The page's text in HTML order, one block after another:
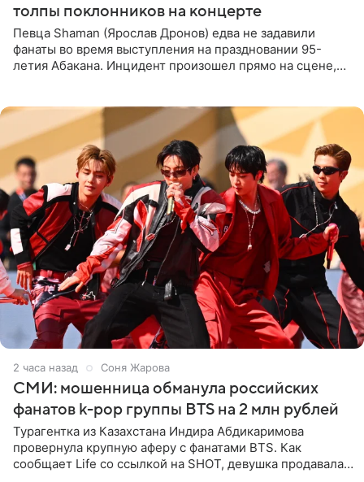
толпы поклонников на концерте
Певца Shaman (Ярослав Дронов) едва не задавили
фанаты во время выступления на праздновании 95-
летия Абакана. Инцидент произошел прямо на сцене,
2 часа назад Соня Жарова
СМИ: мошенница обманула российских
фанатов k-pop группы BTS на 2 млн рублей
Турагентка из Казахстана Индира Абдикаримова
провернула крупную аферу с фанатами BTS. Как
сообщает Life со ссылкой на SHOT, девушка продавала